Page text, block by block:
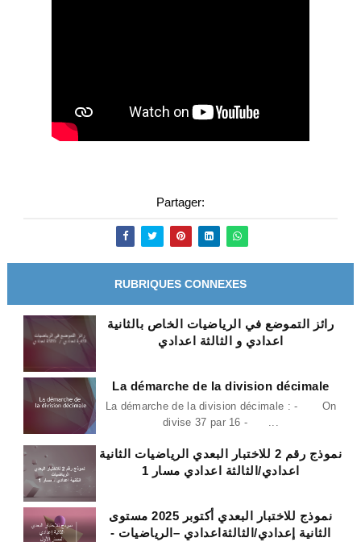
Partager:
RUBRIQUES CONNEXES
رائز التموضع في الرياضيات الخاص بالثانية
اعدادي و الثالثة اعدادي
La démarche de la division décimale
La démarche de la division décimale : - On
divise 37 par 16 - ...
نموذج رقم 2 للاختبار البعدي الرياضيات الثانية
اعدادي/الثالثة اعدادي مسار 1
نموذج للاختبار البعدي أكتوبر 2025 مستوى
الثانية إعدادي/الثالثةاعدادي –الرياضيات -